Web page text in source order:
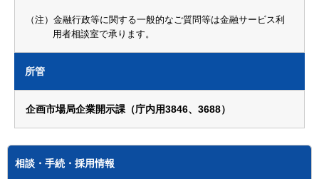
（注）金融行政等に関する一般的なご質問等は金融サービス利
用者相談室で承ります。
所管
企画市場局企業開示課（庁内用3846、3688）
相談・手続・採用情報